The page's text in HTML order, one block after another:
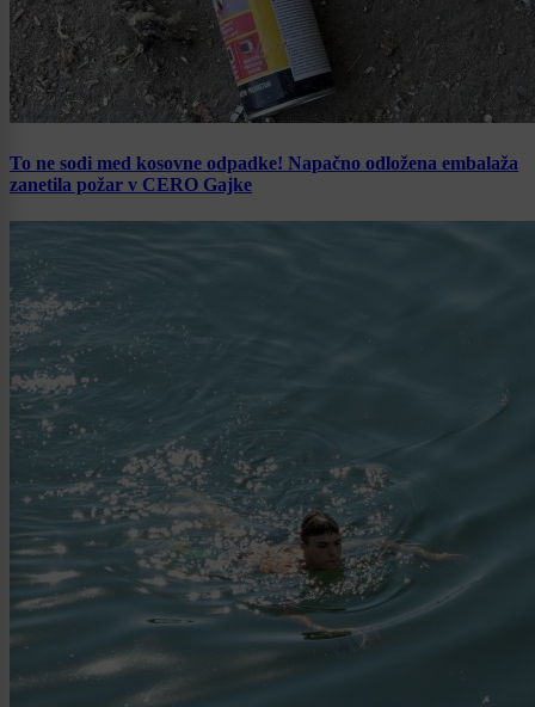
To ne sodi med kosovne odpadke! Napačno odložena embalaža
zanetila požar v CERO Gajke